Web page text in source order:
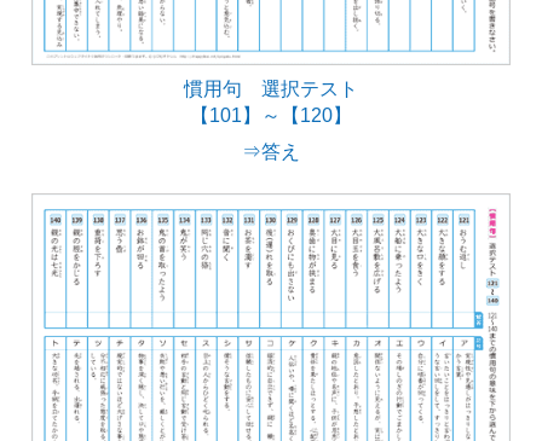
慣用句 選択テスト
【101】～【120】
⇒答え